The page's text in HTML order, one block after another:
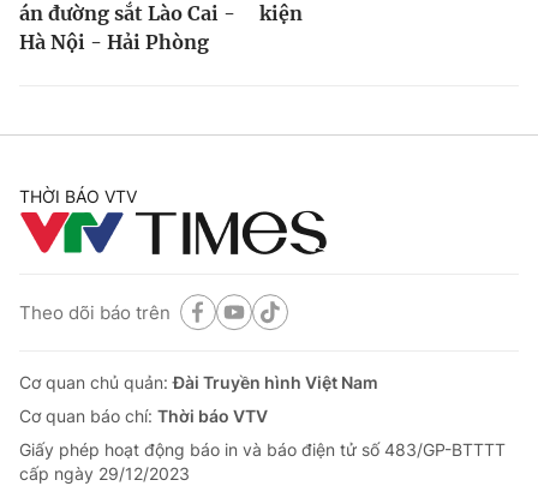
án đường sắt Lào Cai -
Hà Nội - Hải Phòng
kiện
THỜI BÁO VTV
Theo dõi báo trên
Cơ quan chủ quản:Đài Truyền hình Việt Nam
Cơ quan báo chí: Thời báo VTV
Giấy phép hoạt động báo in và báo điện tử số 483/GP-BTTTT
cấp ngày 29/12/2023